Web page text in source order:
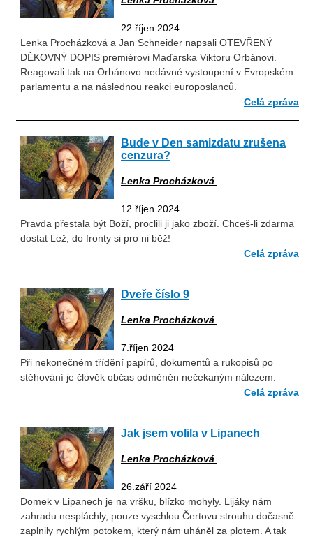
22.říjen 2024
Lenka Procházková a Jan Schneider napsali OTEVŘENÝ
DĚKOVNÝ DOPIS premiérovi Maďarska Viktoru Orbánovi.
Reagovali tak na Orbánovo nedávné vystoupení v Evropském
parlamentu a na následnou reakci europoslanců.
Celá zpráva
Bude v Den samizdatu zrušena
cenzura?
Lenka Procházková
12.říjen 2024
Pravda přestala být Boží, proclili ji jako zboží. Chceš-li zdarma
dostat Lež, do fronty si pro ni běž!
Celá zpráva
Dveře číslo 9
Lenka Procházková
7.říjen 2024
Při nekonečném třídění papírů, dokumentů a rukopisů po
stěhování je člověk občas odměněn nečekaným nálezem.
Celá zpráva
Jak jsem volila v Lipanech
Lenka Procházková
26.září 2024
Domek v Lipanech je na vršku, blízko mohyly. Lijáky nám
zahradu nespláchly, pouze vyschlou Čertovu strouhu dočasně
zaplnily rychlým potokem, který nám uháněl za plotem. A tak